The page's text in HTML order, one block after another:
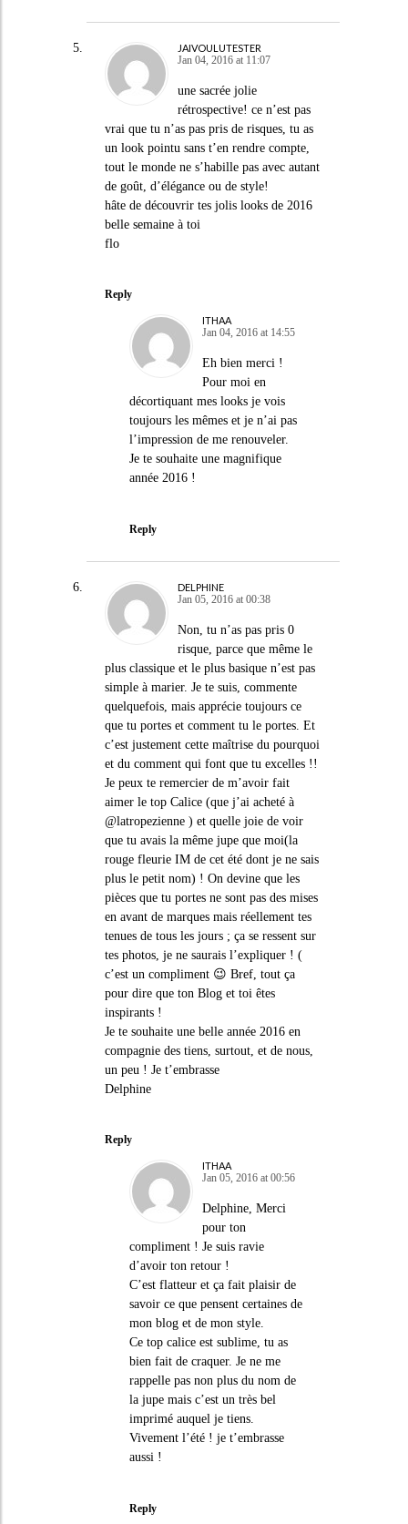
JAIVOULUTESTER
Jan 04, 2016 at 11:07
une sacrée jolie
rétrospective! ce n’est pas
vrai que tu n’as pas pris de risques, tu as
un look pointu sans t’en rendre compte,
tout le monde ne s’habille pas avec autant
de goût, d’élégance ou de style!
hâte de découvrir tes jolis looks de 2016
belle semaine à toi
flo
Reply
ITHAA
Jan 04, 2016 at 14:55
Eh bien merci !
Pour moi en
décortiquant mes looks je vois
toujours les mêmes et je n’ai pas
l’impression de me renouveler.
Je te souhaite une magnifique
année 2016 !
Reply
DELPHINE
Jan 05, 2016 at 00:38
Non, tu n’as pas pris 0
risque, parce que même le
plus classique et le plus basique n’est pas
simple à marier. Je te suis, commente
quelquefois, mais apprécie toujours ce
que tu portes et comment tu le portes. Et
c’est justement cette maîtrise du pourquoi
et du comment qui font que tu excelles !!
Je peux te remercier de m’avoir fait
aimer le top Calice (que j’ai acheté à
@latropezienne ) et quelle joie de voir
que tu avais la même jupe que moi(la
rouge fleurie IM de cet été dont je ne sais
plus le petit nom) ! On devine que les
pièces que tu portes ne sont pas des mises
en avant de marques mais réellement tes
tenues de tous les jours ; ça se ressent sur
tes photos, je ne saurais l’expliquer ! (
c’est un compliment 😉 Bref, tout ça
pour dire que ton Blog et toi êtes
inspirants !
Je te souhaite une belle année 2016 en
compagnie des tiens, surtout, et de nous,
un peu ! Je t’embrasse
Delphine
Reply
ITHAA
Jan 05, 2016 at 00:56
Delphine, Merci
pour ton
compliment ! Je suis ravie
d’avoir ton retour !
C’est flatteur et ça fait plaisir de
savoir ce que pensent certaines de
mon blog et de mon style.
Ce top calice est sublime, tu as
bien fait de craquer. Je ne me
rappelle pas non plus du nom de
la jupe mais c’est un très bel
imprimé auquel je tiens.
Vivement l’été ! je t’embrasse
aussi !
Reply